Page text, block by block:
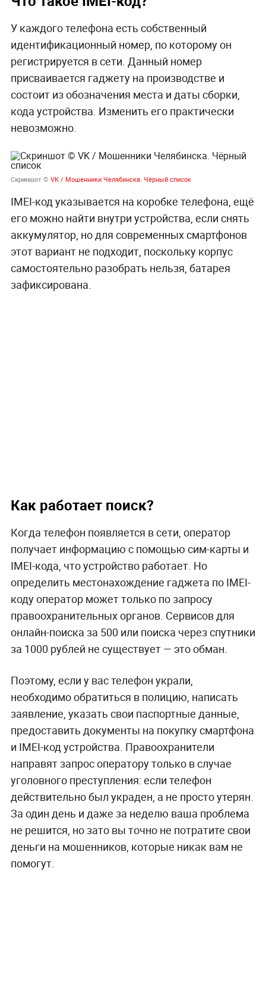
У каждого телефона есть собственный
идентификационный номер, по которому он
регистрируется в сети. Данный номер
присваивается гаджету на производстве и
состоит из обозначения места и даты сборки,
кода устройства. Изменить его практически
невозможно.
Скриншот © VK / Мошенники Челябинска. Чёрный список
IMEI-код указывается на коробке телефона, ещё
его можно найти внутри устройства, если снять
аккумулятор, но для современных смартфонов
этот вариант не подходит, поскольку корпус
самостоятельно разобрать нельзя, батарея
зафиксирована.
Как работает поиск?
Когда телефон появляется в сети, оператор
получает информацию с помощью сим-карты и
IMEI-кода, что устройство работает. Но
определить местонахождение гаджета по IMEI-
коду оператор может только по запросу
правоохранительных органов. Сервисов для
онлайн-поиска за 500 или поиска через спутники
за 1000 рублей не существует — это обман.
Поэтому, если у вас телефон украли,
необходимо обратиться в полицию, написать
заявление, указать свои паспортные данные,
предоставить документы на покупку смартфона
и IMEI-код устройства. Правоохранители
направят запрос оператору только в случае
уголовного преступления: если телефон
действительно был украден, а не просто утерян.
За один день и даже за неделю ваша проблема
не решится, но зато вы точно не потратите свои
деньги на мошенников, которые никак вам не
помогут.